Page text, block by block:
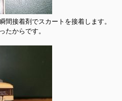
間接着剤でスカートを接着します。
たからです。